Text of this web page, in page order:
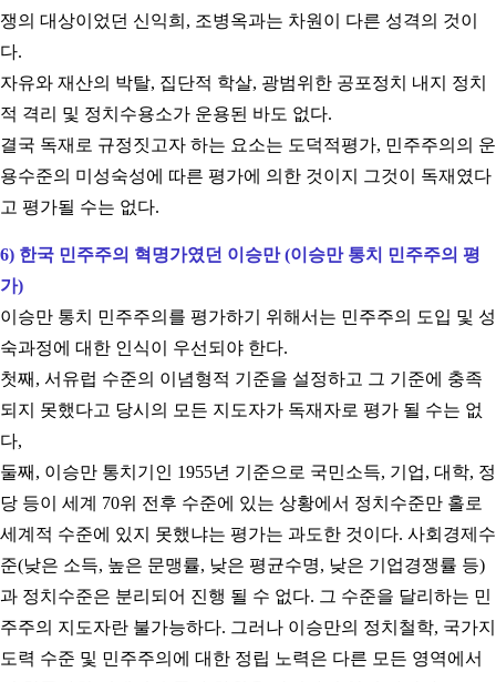
쟁의 대상이었던 신익희 , 조병옥과는 차원이 다른 성격의 것이
다.
자유와 재산의 박탈, 집단적 학살, 광범위한 공포정치 내지 정치
적 격리 및 정치수용소가 운용된 바도 없다.
결국 독재로 규정짓고자 하는 요소는 도덕적평가, 민주주의의 운
용수준의 미성숙성에 따른 평가에 의한 것이지 그것이 독재였다
고 평가될 수는 없다.
6) 한국 민주주의 혁명가였던 이승만(이승만 통치 민주주의 평
가)
이승만 통치 민주주의를 평가하기 위해서는 민주주의 도입 및 성
숙과정에 대한 인식이 우선되야 한다.
첫째 , 서유럽 수준의 이념형적 기준을 설정하고 그 기준에 충족
되지 못했다고 당시의 모든 지도자가 독재자로 평가 될 수는 없
다,
둘째 , 이승만 통치기인 1955년 기준으로 국민소득, 기업, 대학, 정
당 등이 세계 70위 전후 수준에 있는 상황에서 정치수준만 홀로
세계적 수준에 있지 못했냐는 평가는 과도한 것이다. 사회경제수
준(낮은 소득, 높은 문맹률, 낮은 평균수명, 낮은 기업경쟁률 등)
과 정치수준은 분리되어 진행 될 수 없다. 그 수준을 달리하는 민
주주의 지도자란 불가능하다. 그러나 이승만의 정치철학, 국가지
도력 수준 및 민주주의에 대한 정립 노력은 다른 모든 영역에서